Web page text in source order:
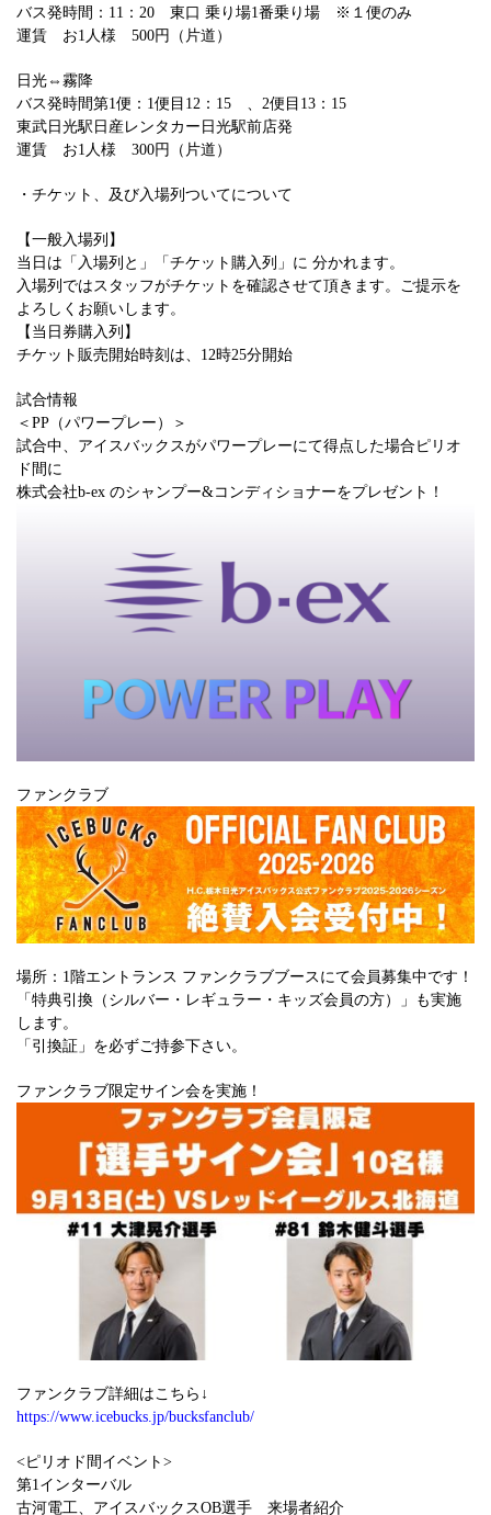
バス発時間：11：20 東口 乗り場1番乗り場 ※１便のみ
運賃 お1人様 500円（片道）
日光⇔霧降
バス発時間第1便：1便目12：15 、2便目13：15
東武日光駅日産レンタカー日光駅前店発
運賃 お1人様 300円（片道）
・チケット、及び入場列ついてについて
【一般入場列】
当日は「入場列と」「チケット購入列」に 分かれます。
入場列ではスタッフがチケットを確認させて頂きます。ご提示を
よろしくお願いします。
【当日券購入列】
チケット販売開始時刻は、12時25分開始
試合情報
＜PP（パワープレー）＞
試合中、アイスバックスがパワープレーにて得点した場合ピリオ
ド間に
株式会社b-ex のシャンプー&コンディショナーをプレゼント！
ファンクラブ
場所：1階エントランス ファンクラブブースにて会員募集中です！
「特典引換（シルバー・レギュラー・キッズ会員の方）」も実施
します。
「引換証」を必ずご持参下さい。
ファンクラブ限定サイン会を実施！
ファンクラブ詳細はこちら↓
https://www.icebucks.jp/bucksfanclub/
<ピリオド間イベント>
第1インターバル
古河電工、アイスバックスOB選手 来場者紹介